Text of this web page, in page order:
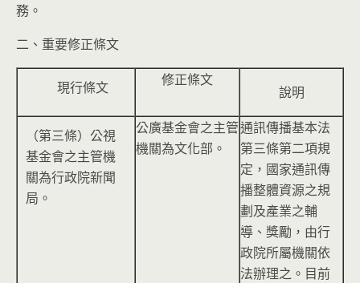
務。
二、重要修正條文
現行條文 修正條文
說明
（第三條）公視
基金會之主管機
關為行政院新聞
局。
公廣基金會之主管
機關為文化部。
通訊傳播基本法
第三條第二項規
定，國家通訊傳
播整體資源之規
劃及產業之輔
導、獎勵，由行
政院所屬機關依
法辦理之。目前